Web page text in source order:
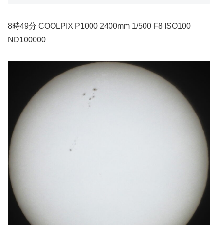
8時49分 COOLPIX P1000 2400mm 1/500 F8 ISO100
ND100000